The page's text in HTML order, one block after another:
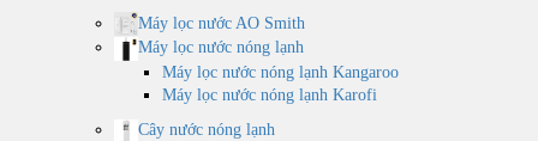
Máy lọc nước AO Smith
Máy lọc nước nóng lạnh
Máy lọc nước nóng lạnh Kangaroo
Máy lọc nước nóng lạnh Karofi
Cây nước nóng lạnh